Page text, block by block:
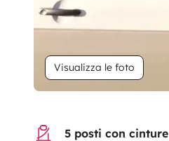
Visualizza le foto
5 posti con cinture